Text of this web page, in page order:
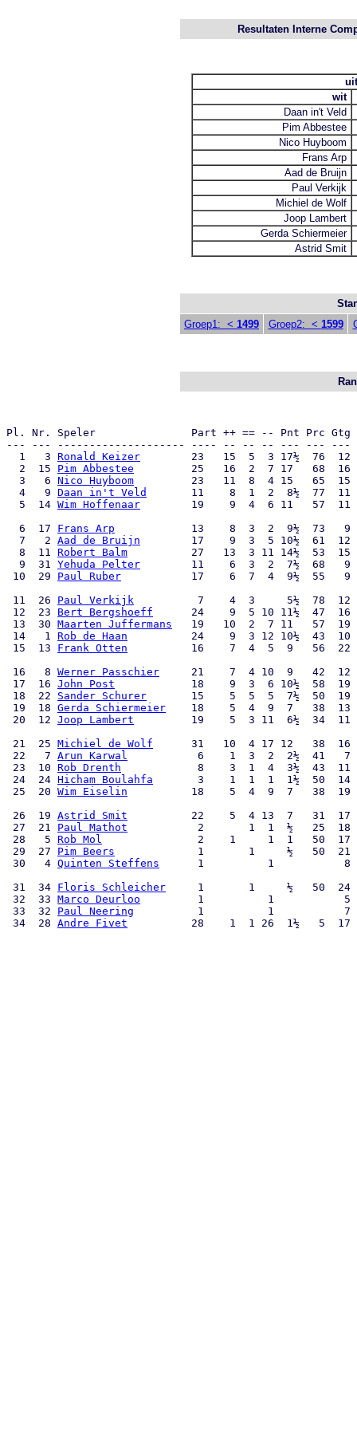
Resultaten Interne
wit
Daan in't Veld
Pim Abbestee
Nico Huyboom
Frans Arp
Aad de Bruijn
Paul Verkijk
Michiel de Wolf
Joop Lambert
Gerda Schiermeier
Astrid Smit
Groep1: < 1499 Groep2: < 1599
Pl. Nr. Speler               Part ++ == -- Pnt Prc Gtg Zw Ex
--- --- -------------------- ---- -- -- -- --- ---
  1   3
Ronald Keizer
23   15  5  3 17½  76
  2  15
Pim Abbestee
25   16  2  7 17   68
  3   6
Nico Huyboom
23   11  8  4 15   65
  4   9
Daan in't Veld
11    8  1  2  8½  77
  5  14
Wim Hoffenaar
19    9  4  6 11   57
  6  17
Frans Arp
13    8  3  2  9½  73
  7   2
Aad de Bruijn
17    9  3  5 10½  61
  8  11
Robert Balm
27   13  3 11 14½  53
  9  31
Yehuda Pelter
11    6  3  2  7½  68
10  29 Paul Ruber
17    6  7  4  9½  55
11  26 Paul Verkijk
7    4  3     5½  78
12  23 Bert Bergshoeff
24    9  5 10 11½  47
13  30 Maarten Juffermans
19   10  2  7 11   57  19
14   1 Rob de Haan
24    9  3 12 10½  43
15  13 Frank Otten
16    7  4  5  9   56
16   8 Werner Passchier
21    7  4 10  9   42  12
17  16 John Post
18    9  3  6 10½  58
18  22 Sander Schurer
15    5  5  5  7½  50
19  18 Gerda Schiermeier
18    5  4  9  7   38  13
20  12 Joop Lambert
19    5  3 11  6½  34
21  25 Michiel de Wolf
31   10  4 17 12   38
22   7 Arun Karwal
6    1  3  2  2½  41
23  10 Rob Drenth
8    3  1  4  3½  43
24  24 Hicham Boulahfa
3    1  1  1  1½  50
25  20 Wim Eiselin
18    5  4  9  7   38
26  19 Astrid Smit
22    5  4 13  7   31
27  21 Paul Mathot
2       1  1  ½   25
28   5 Rob Mol
2    1     1  1   50
29  27 Pim Beers
1       1     ½   50
30   4 Quinten Steffens
1          1           8
31  34 Floris Schleicher
1       1     ½   50  24
32  33 Marco Deurloo
1          1
33  32 Paul Neering
1          1
34  28 Andre Fivet